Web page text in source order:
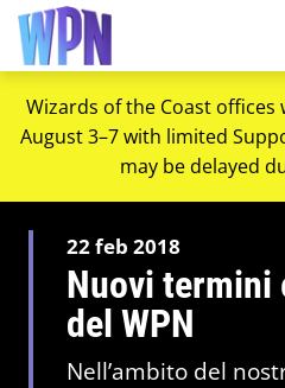
Wizards of the Coast offices
August 3–7 with limited
may be delayed
22 feb 2018
Nuovi termini
del WPN
Nell’ambito del